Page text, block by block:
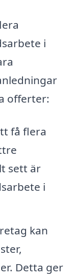
i
offerter:
få flera
sett är
i
kan
Detta ger